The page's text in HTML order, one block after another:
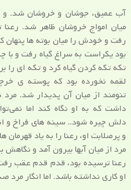
آب عمیق، جوشان و خروشان شد. و
میان امواج خروشان ظاهر شد.
رفت و خودش را میان بوته ها پنهان
بود یکراست به سراغ گیاه رفت و
تکه تکه کردن گیاه کرد و تکه ای
لقمه نخورده بود که پوسته ی
تنومند از میان آن پدیدار شد. مرد
داشت که به او نگاه کند اما
دلش چیره شود.. سینه های فراخ و
و پرصلابت او، رعنا را به یاد
مرد از میان آبها بیرون آمد و
رعنا ترسیده بود، قدم قدم عقب
او کاری نداشته باشد. اما انگار